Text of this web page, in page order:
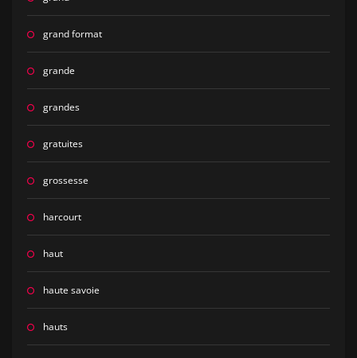
grand format
grande
grandes
gratuites
grossesse
harcourt
haut
haute savoie
hauts